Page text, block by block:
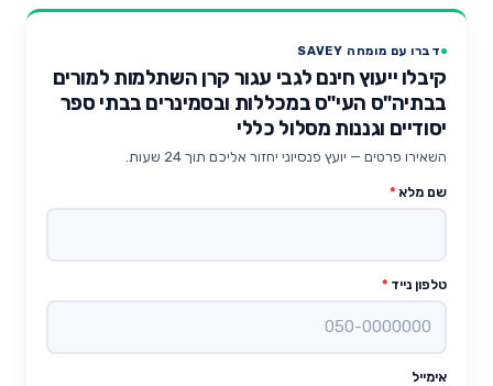
דברו עם מומחה SAVEY
קיבלו ייעוץ חינם לגבי עגור קרן השתלמות למורים
בבתיה"ס העי"ס במכללות ובסמינרים בבתי ספר
יסודיים וגננות מסלול כללי
השאירו פרטים — יועץ פנסיוני יחזור אליכם תוך 24 שעות.
שם מלא *
טלפון נייד *
אימייל